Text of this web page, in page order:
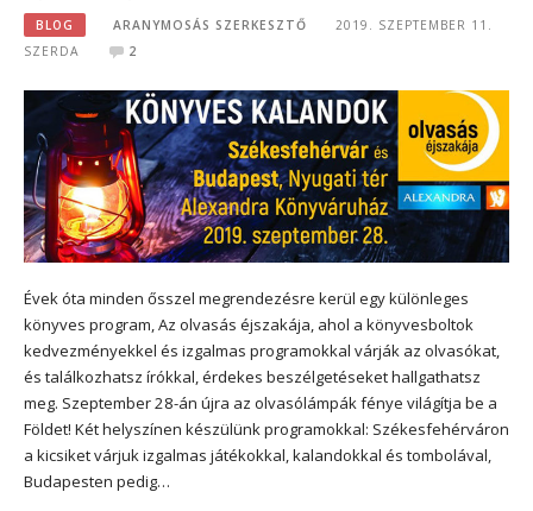
BLOG ARANYMOSÁS SZERKESZTŐ
2019. SZEPTEMBER 11.
SZERDA
2
Évek óta minden ősszel megrendezésre kerül egy különleges
könyves program, Az olvasás éjszakája, ahol a könyvesboltok
kedvezményekkel és izgalmas programokkal várják az olvasókat,
és találkozhatsz írókkal, érdekes beszélgetéseket hallgathatsz
meg. Szeptember 28-án újra az olvasólámpák fénye világítja be a
Földet! Két helyszínen készülünk programokkal: Székesfehérváron
a kicsiket várjuk izgalmas játékokkal, kalandokkal és tombolával,
Budapesten pedig…